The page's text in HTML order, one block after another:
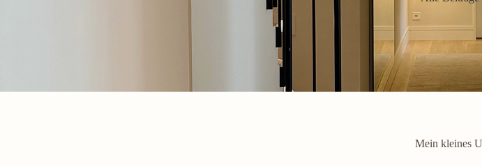
Mein kleines